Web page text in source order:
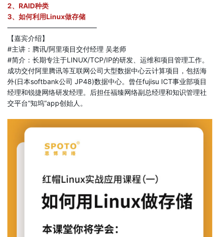
2、RAID种类
3、如何利用Linux做存储
—————————————
【嘉宾介绍】
#主讲：腾讯/阿里项目交付经理 吴老师
#简介：长期专注于LINUX/TCP/IP的研发、运维和项目管理工作。
成功交付阿里腾讯等互联网公司大型数据中心云计算项目，包括海
外(日本softbank公司 JP48)数据中心。曾任fujisu ICT事业部项目
经理和锐捷网络研发经理。后担任福臻网络副总经理和知识管理社
交平台“知坞”app创始人。